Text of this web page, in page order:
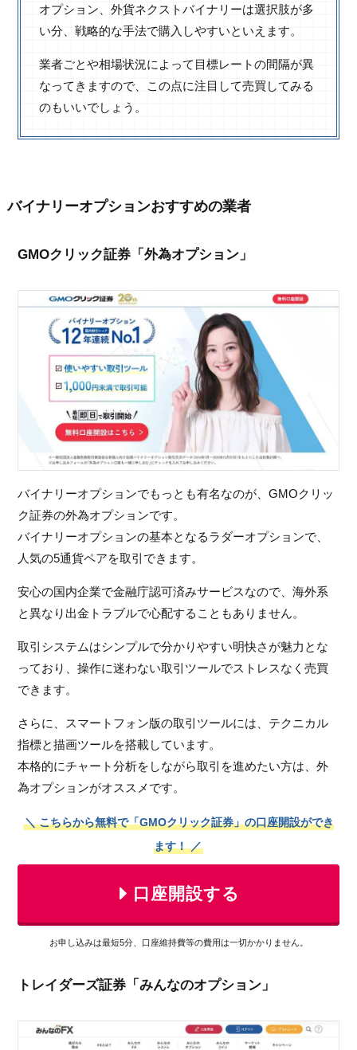
オプション、外貨ネクストバイナリーは選択肢が多
い分、戦略的な手法で購入しやすいといえます。
業者ごとや相場状況によって目標レートの間隔が異
なってきますので、この点に注目して売買してみる
のもいいでしょう。
バイナリーオプションおすすめの業者
GMOクリック証券「外為オプション」
バイナリーオプションでもっとも有名なのが、GMOクリッ
ク証券の外為オプションです。
バイナリーオプションの基本となるラダーオプションで、
人気の5通貨ペアを取引できます。
安心の国内企業で金融庁認可済みサービスなので、海外系
と異なり出金トラブルで心配することもありません。
取引システムはシンプルで分かりやすい明快さが魅力とな
っており、操作に迷わない取引ツールでストレスなく売買
できます。
さらに、スマートフォン版の取引ツールには、テクニカル
指標と描画ツールを搭載しています。
本格的にチャート分析をしながら取引を進めたい方は、外
為オプションがオススメです。
＼ こちらから無料で「GMOクリック証券」の口座開設ができ
ます！ ／
口座開設する
お申し込みは最短5分、口座維持費等の費用は一切かかりません。
トレイダーズ証券「みんなのオプション」